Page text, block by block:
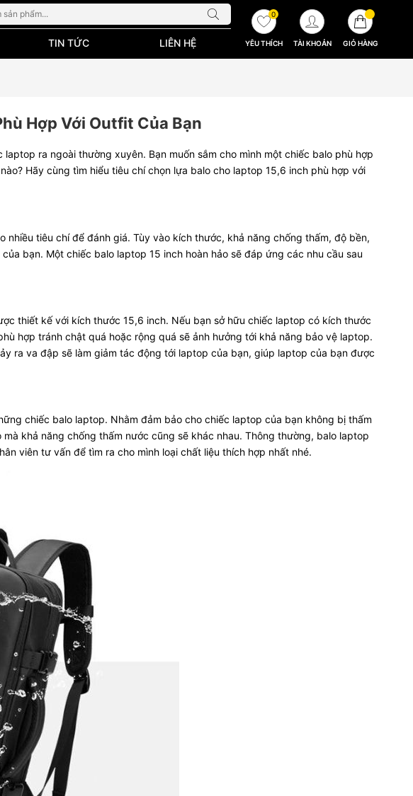
TIN TỨC LIÊN HỆ YÊU THÍCH
0
TÀI KHOẢN GIỎ HÀNG
Hợp Với Outfit Của Bạn
ra ngoài thường xuyên. Bạn muốn sắm cho mình một chiếc balo phù hợp
Hãy cùng tìm hiểu tiêu chí chọn lựa balo cho laptop 15,6 inch phù hợp với
tiêu chí để đánh giá. Tùy vào kích thước, khả năng chống thấm, độ bền,
bạn. Một chiếc balo laptop 15 inch hoàn hảo sẽ đáp ứng các nhu cầu sau
thiết kế với kích thước 15,6 inch. Nếu bạn sở hữu chiếc laptop có kích thước
hợp tránh chật quá hoặc rộng quá sẽ ảnh hưởng tới khả năng bảo vệ laptop.
ra va đập sẽ làm giảm tác động tới laptop của bạn, giúp laptop của bạn được
chiếc balo laptop. Nhằm đảm bảo cho chiếc laptop của bạn không bị thấm
khả năng chống thấm nước cũng sẽ khác nhau. Thông thường, balo laptop
viên tư vấn để tìm ra cho mình loại chất liệu thích hợp nhất nhé.